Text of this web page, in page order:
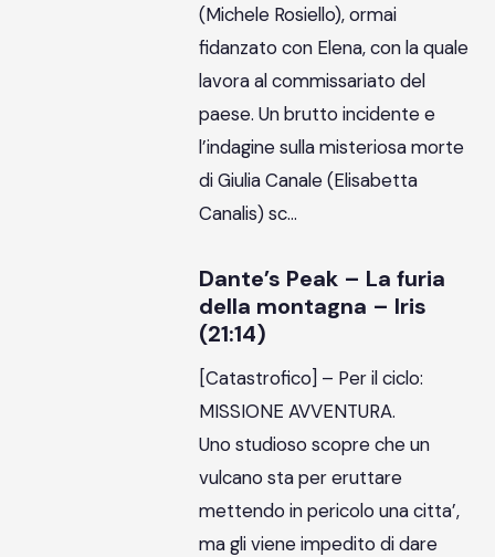
(Michele Rosiello), ormai
fidanzato con Elena, con la quale
lavora al commissariato del
paese. Un brutto incidente e
l’indagine sulla misteriosa morte
di Giulia Canale (Elisabetta
Canalis) sc…
Dante’s Peak – La furia
della montagna – Iris
(21:14)
[Catastrofico] – Per il ciclo:
MISSIONE AVVENTURA.
Uno studioso scopre che un
vulcano sta per eruttare
mettendo in pericolo una citta’,
ma gli viene impedito di dare